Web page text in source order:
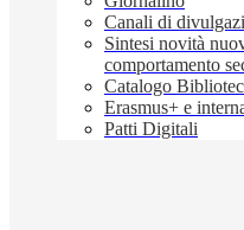
Canali di
Sintesi novità
comportamento
Catalogo
Erasmus+ e
Patti Digitali